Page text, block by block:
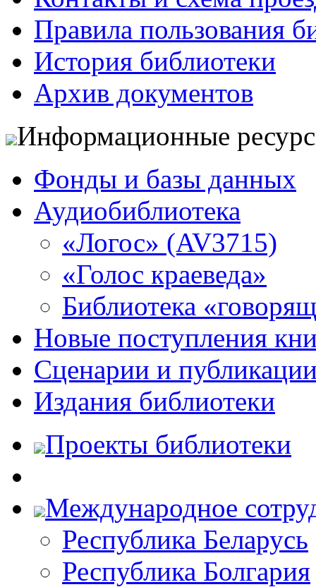
Правила пользования
История библиотеки
Архив документов
Информационные
Фонды и базы данных
Аудиобиблиотека
«Логос» (AV3715)
«Голос краеведа»
Библиотека
Новые поступления
Сценарии и
Издания библиотеки
Проекты библиотеки
Международное
Республика Беларусь
Республика Болгария